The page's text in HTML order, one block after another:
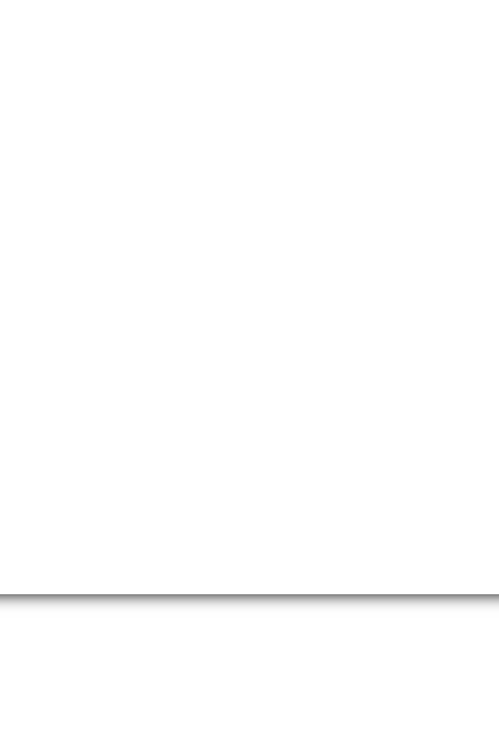
prichádzajúci na štúdium mali zdravotné poistenie platné na
alebo Švajčiarska, musíte mať svoj európsky preukaz zdravotného
zo zdravotníckej služby svojej domovskej krajiny. Pri návšteve
preukázali platný preukaz totožnosti. Európsky preukaz
súkromnom sektore. Väčšia časť nákladov na zdravotnú
kde musíte zaplatiť celú sumu. Nezabúdajte, prosím, že
na zdravotnú starostlivosť, ktoré sú naliehavé, to znamená, že
poistenia. Karta taktiež nepokrýva zdravotne asistovanú
sa odporúča, aby ste si pred príchodom na Slovensko
v domácej krajine.
poistenie buď zo svojej domovskej krajiny, alebo zo
doma, predtým ako prídete na Slovensko, pretože to potrebujete
Musíte mať dostatočné zdravotné poistenie z vašej domovskej
je potrebné ihneď uhradiť ich liečbu u lekárov. Vaša zmluvná
pôvodu. Rozsah poistenia závisí od dohodnutého typu